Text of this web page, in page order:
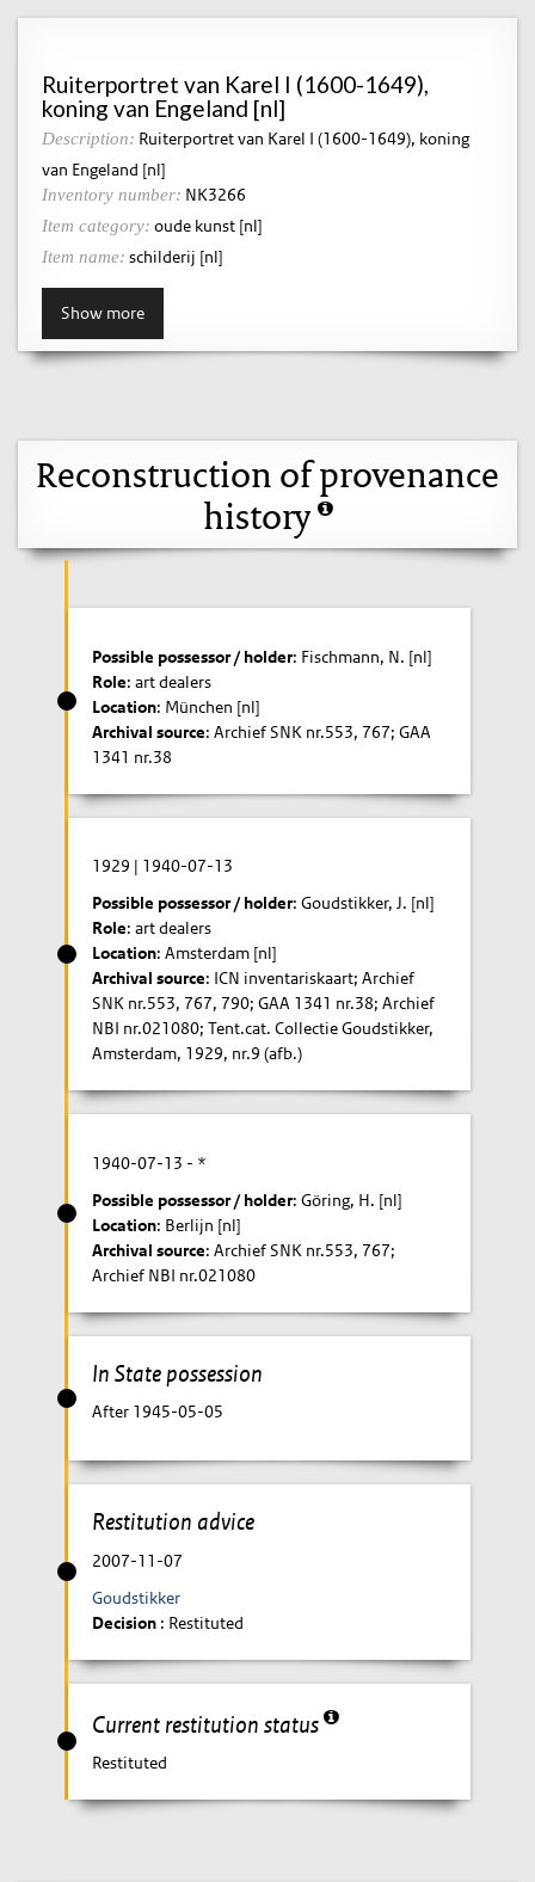
Ruiterportret van Karel I (1600-1649),
koning van Engeland [nl]
Description: Ruiterportret van Karel I (1600-1649), koning
van Engeland [nl]
Inventory number: NK3266
Item category: oude kunst [nl]
Item name: schilderij [nl]
Show more
Reconstruction of provenance
history
Possible possessor / holder: Fischmann, N. [nl]
Role: art dealers
Location: München [nl]
Archival source: Archief SNK nr.553, 767; GAA
1341 nr.38
1929 | 1940-07-13
Possible possessor / holder: Goudstikker, J. [nl]
Role: art dealers
Location: Amsterdam [nl]
Archival source: ICN inventariskaart; Archief
SNK nr.553, 767, 790; GAA 1341 nr.38; Archief
NBI nr.021080; Tent.cat. Collectie Goudstikker,
Amsterdam, 1929, nr.9 (afb.)
1940-07-13 - *
Possible possessor / holder: Göring, H. [nl]
Location: Berlijn [nl]
Archival source: Archief SNK nr.553, 767;
Archief NBI nr.021080
In State possession
After 1945-05-05
Restitution advice
2007-11-07
Goudstikker
Decision : Restituted
Current restitution status
Restituted